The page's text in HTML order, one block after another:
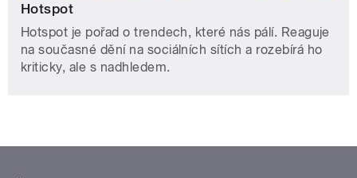
Hotspot
Hotspot je pořad o trendech, které nás pálí. Reaguje
na současné dění na sociálních sítích a rozebírá ho
kriticky, ale s nadhledem.